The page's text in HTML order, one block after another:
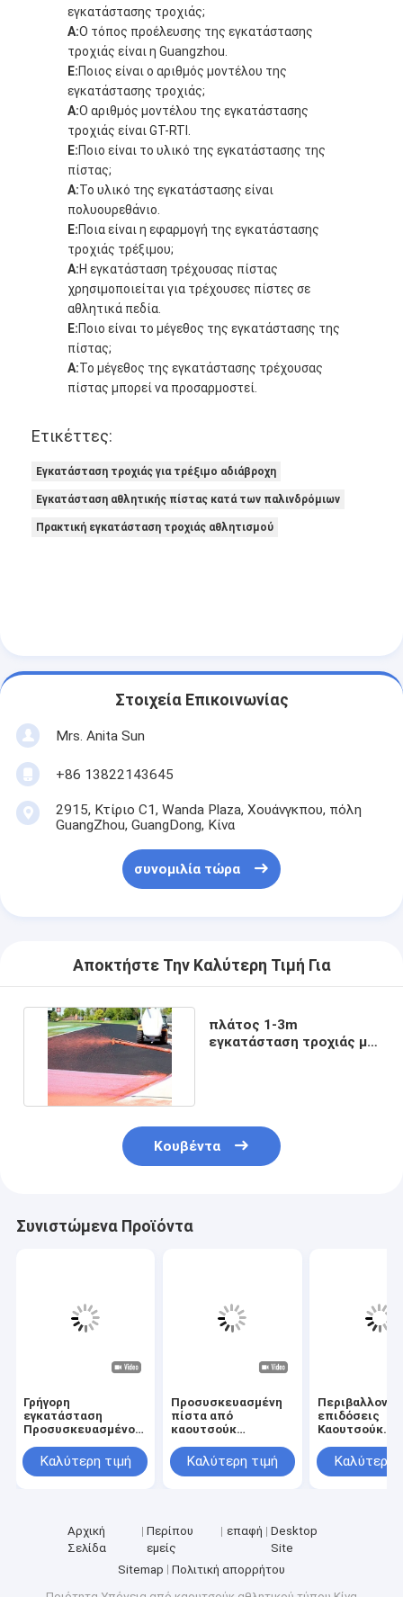
εγκατάστασης τροχιάς;
Α:Ο τόπος προέλευσης της εγκατάστασης
τροχιάς είναι η Guangzhou.
Ε:Ποιος είναι ο αριθμός μοντέλου της
εγκατάστασης τροχιάς;
Α:Ο αριθμός μοντέλου της εγκατάστασης
τροχιάς είναι GT-RTI.
Ε:Ποιο είναι το υλικό της εγκατάστασης της
πίστας;
Α:Το υλικό της εγκατάστασης είναι
πολυουρεθάνιο.
Ε:Ποια είναι η εφαρμογή της εγκατάστασης
τροχιάς τρέξιμου;
Α:Η εγκατάσταση τρέχουσας πίστας
χρησιμοποιείται για τρέχουσες πίστες σε
αθλητικά πεδία.
Ε:Ποιο είναι το μέγεθος της εγκατάστασης της
πίστας;
Α:Το μέγεθος της εγκατάστασης τρέχουσας
πίστας μπορεί να προσαρμοστεί.
Ετικέττες:
Εγκατάσταση τροχιάς για τρέξιμο αδιάβροχη
Εγκατάσταση αθλητικής πίστας κατά των παλινδρόμιων
Πρακτική εγκατάσταση τροχιάς αθλητισμού
Στοιχεία Επικοινωνίας
Mrs. Anita Sun
+86 13822143645
2915, Κτίριο C1, Wanda Plaza, Χουάνγκπου, πόλη
GuangZhou, GuangDong, Κίνα
συνομιλία τώρα
Αποκτήστε Την Καλύτερη Τιμή Για
πλάτος 1-3m
εγκατάσταση τροχιάς με
Κουβέντα
Συνιστώμενα Προϊόντα
Γρήγορη
εγκατάσταση
Προσυσκευασμένο
τρέξιμο υλικό
Τροχιά τρέξιμο
Καλύτερη τιμή
Προσυσκευασμένη
πίστα από
καουτσούκ
πίστα εξωτερικού
αθλητισμού
Καλύτερη τιμή
επιδόσεις
Καουτσούκ
Υβριδική
επιφάνεια
Καλύτερη
Αρχική
Σελίδα
Περίπου
εμείς
επαφή
Desktop
Site
Sitemap
Πολιτική απορρήτου